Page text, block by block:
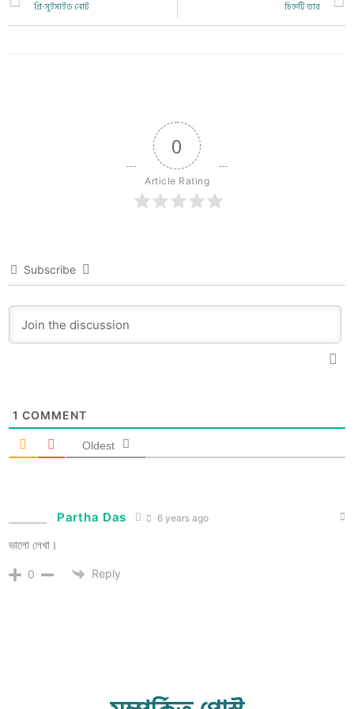
প্রি-সুইসাইড নোট চিহ্নটি তার
0
Article Rating
Subscribe
1 COMMENT
Oldest
Partha Das 6 years ago
ভালো লেখা।
0 Reply